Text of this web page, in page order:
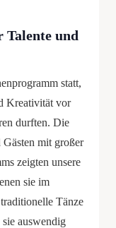
und
statt,
Kreativität vor
durften. Die
mit großer
zeigten unsere
sie im
Tänze
auswendig